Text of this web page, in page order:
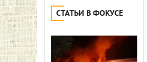
СТАТЬИ В ФОКУСЕ